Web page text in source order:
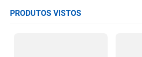
PRODUTOS VISTOS